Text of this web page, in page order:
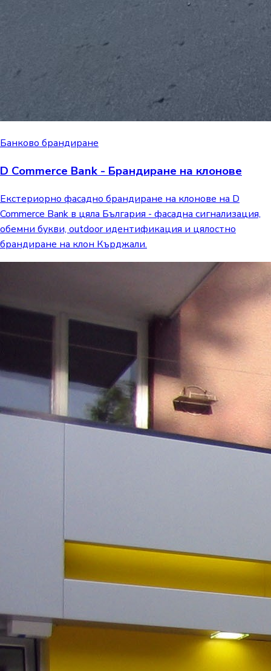
Банково брандиране
D Commerce Bank - Брандиране на клонове
Екстериорно фасадно брандиране на клонове на D
Commerce Bank в цяла България - фасадна сигнализация,
обемни букви, outdoor идентификация и цялостно
брандиране на клон Кърджали.